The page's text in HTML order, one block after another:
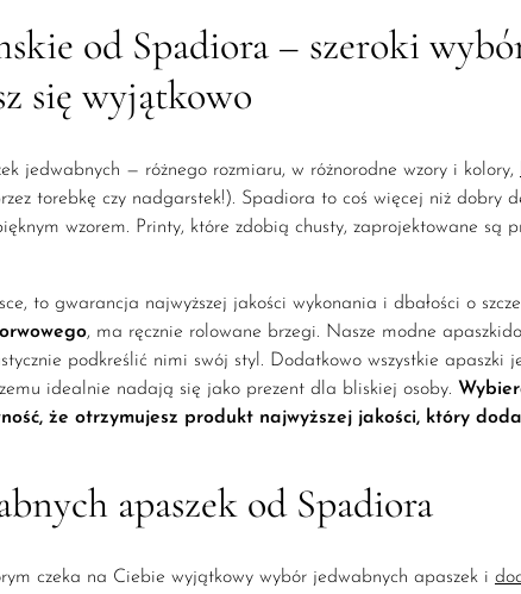
od Spadiora – szeroki
się wyjątkowo
jedwabnych — różnego rozmiaru, w różnorodne wzory i kolory,
torebkę czy nadgarstek!). Spadiora to coś więcej niż dobry
wzorem. Printy, które zdobią chusty, zaprojektowane są
to gwarancja najwyższej jakości wykonania i dbałości o
, ma ręcznie rolowane brzegi. Nasze modne
podkreślić nimi swój styl. Dodatkowo wszystkie apaszki
idealnie nadają się jako prezent dla bliskiej osoby.
że otrzymujesz produkt najwyższej jakości, który
apaszek od Spadiora
czeka na Ciebie wyjątkowy wybór jedwabnych apaszek i